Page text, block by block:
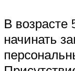
В возрасте
начинать